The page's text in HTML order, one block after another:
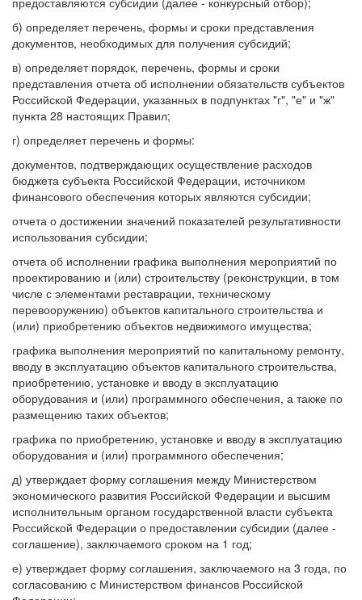
б) определяет перечень, формы и сроки представления
документов, необходимых для получения субсидий;
в) определяет порядок, перечень, формы и сроки
представления отчета об исполнении обязательств субъектов
Российской Федерации, указанных в подпунктах "г", "е" и "ж"
пункта 28 настоящих Правил;
г) определяет перечень и формы:
документов, подтверждающих осуществление расходов
бюджета субъекта Российской Федерации, источником
финансового обеспечения которых являются субсидии;
отчета о достижении значений показателей результативности
использования субсидии;
отчета об исполнении графика выполнения мероприятий по
проектированию и (или) строительству (реконструкции, в том
числе с элементами реставрации, техническому
перевооружению) объектов капитального строительства и
(или) приобретению объектов недвижимого имущества;
графика выполнения мероприятий по капитальному ремонту,
вводу в эксплуатацию объектов капитального строительства,
приобретению, установке и вводу в эксплуатацию
оборудования и (или) программного обеспечения, а также по
размещению таких объектов;
графика по приобретению, установке и вводу в эксплуатацию
оборудования и (или) программного обеспечения;
д) утверждает форму соглашения между Министерством
экономического развития Российской Федерации и высшим
исполнительным органом государственной власти субъекта
Российской Федерации о предоставлении субсидии (далее -
соглашение), заключаемого сроком на 1 год;
е) утверждает форму соглашения, заключаемого на 3 года, по
согласованию с Министерством финансов Российской